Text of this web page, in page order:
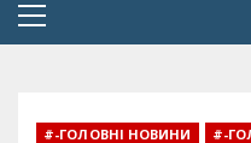
Primary
#-ГОЛОВНІ НОВИНИ #-